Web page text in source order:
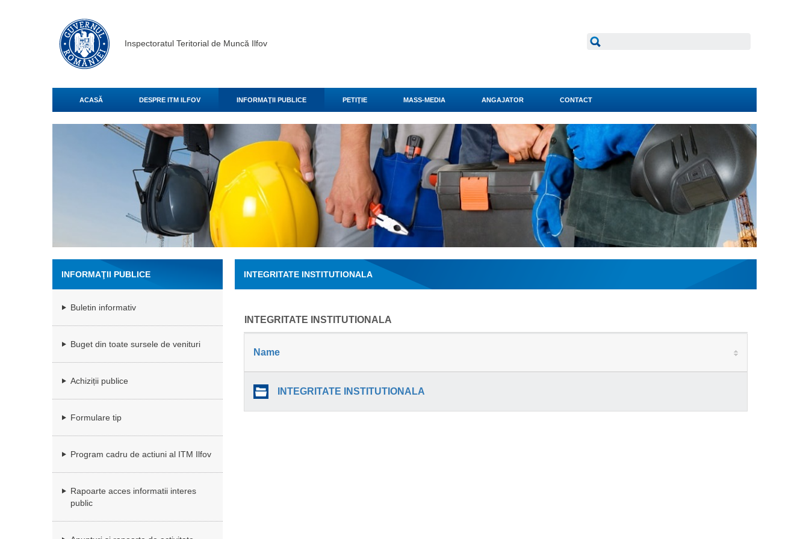
Inspectoratul Teritorial de Muncă Ilfov
ACASĂ DESPRE ITM ILFOV INFORMAŢII PUBLICE PETIŢIE MASS-MEDIA ANGAJATOR CONTACT
INFORMAŢII PUBLICE
Buletin informativ
Buget din toate sursele de venituri
Achiziții publice
Formulare tip
Program cadru de actiuni al ITM Ilfov
Rapoarte acces informatii interes
public
INTEGRITATE INSTITUTIONALA
INTEGRITATE INSTITUTIONALA
Name
INTEGRITATE INSTITUTIONALA